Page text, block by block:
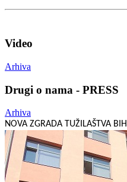
Video
Arhiva
Drugi o nama - PRESS
Arhiva
NOVA ZGRADA TUŽILAŠTVA BIH